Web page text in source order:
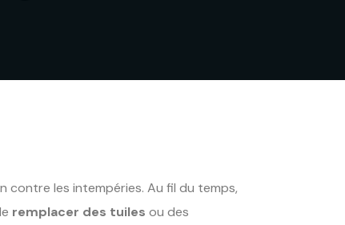
les intempéries. Au fil du temps,
remplacer des tuiles ou des